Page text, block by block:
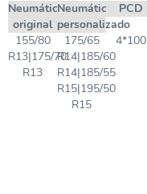
Neumático
original
Neumático
personalizado
PCD
155/80
R13|175/70
R13
175/65
R14|185/60
R14|185/55
R15|195/50
R15
4*100